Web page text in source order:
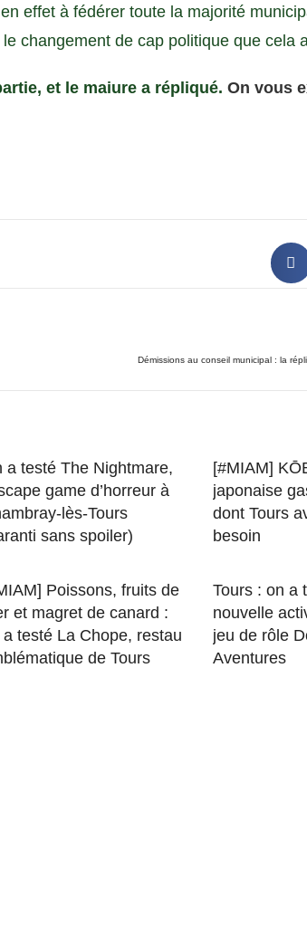
effet à fédérer toute la majorité
changement de cap politique que cela
et le maiure a répliqué. On vous
Démissions au conseil municipal : la
a testé The Nightmare,
game d’horreur à
lès-Tours
sans spoiler)
[#MIAM]
japonaise
dont Tours
besoin
Poissons, fruits de
et magret de canard :
a testé La Chope, restau
de Tours
Tours : on a
nouvelle
jeu de rôle
Aventures